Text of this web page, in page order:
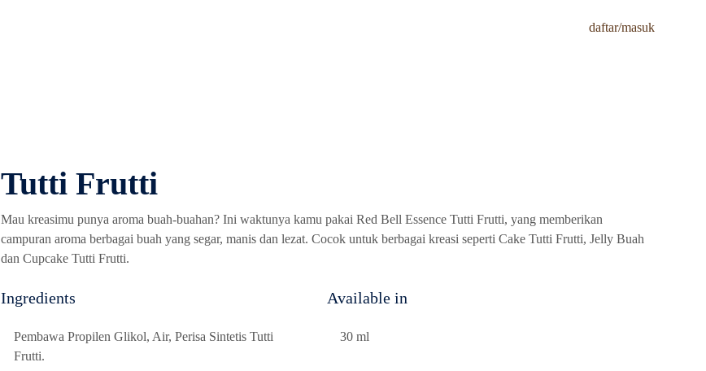
daftar/masuk
Tutti Frutti
Mau kreasimu punya aroma buah-buahan? Ini waktunya kamu pakai Red Bell Essence Tutti Frutti, yang memberikan
campuran aroma berbagai buah yang segar, manis dan lezat. Cocok untuk berbagai kreasi seperti Cake Tutti Frutti, Jelly Buah
dan Cupcake Tutti Frutti.
Ingredients
Pembawa Propilen Glikol, Air, Perisa Sintetis Tutti
Frutti.
Available in
30 ml